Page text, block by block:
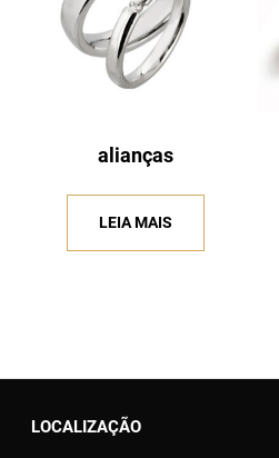
alianças
LEIA MAIS
LOCALIZAÇÃO